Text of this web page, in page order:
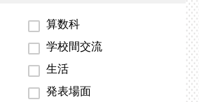
算数科
学校間交流
生活
発表場面